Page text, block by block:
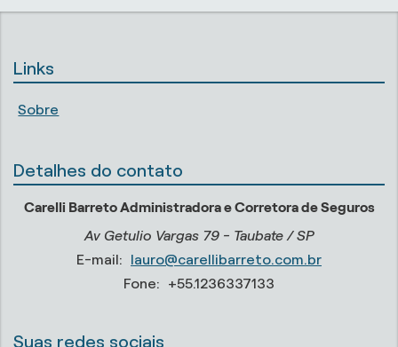
Links
Sobre
Detalhes do contato
Carelli Barreto Administradora e Corretora de Seguros
Av Getulio Vargas 79 - Taubate / SP
E-mail:
lauro@carellibarreto.com.br
Fone:
+55.1236337133
Suas redes sociais